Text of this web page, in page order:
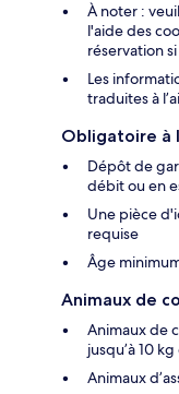
À noter :
l'aide des
réservation
Les
traduites à
Obligatoire à
Dépôt de
débit ou en
Une pièce
requise
Âge
Animaux de
Animaux de
jusqu’à 10
Animaux